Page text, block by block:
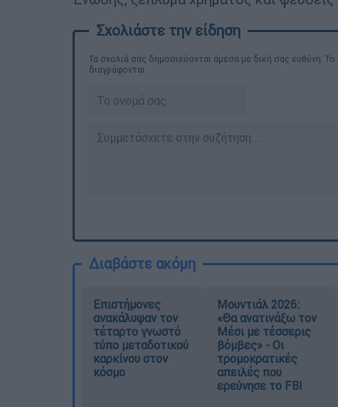
Τα σχολιά σας δημοσιεύονται άμεσα με δική σας ευθύνη.
διαγράφονται
Διαβάστε ακόμη
Επιστήμονες
ανακάλυψαν τον
τέταρτο γνωστό
τύπο μεταδοτικού
καρκίνου στον
κόσμο
Μουντιάλ 2026:
«Θα ανατινάξω τον
Μέσι με τέσσερις
βόμβες» - Οι
τρομοκρατικές
απειλές που
ερεύνησε το FBI